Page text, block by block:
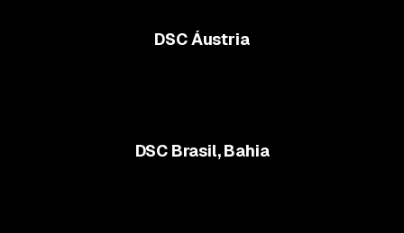
DSC Áustria
DSC Brasil, Bahia